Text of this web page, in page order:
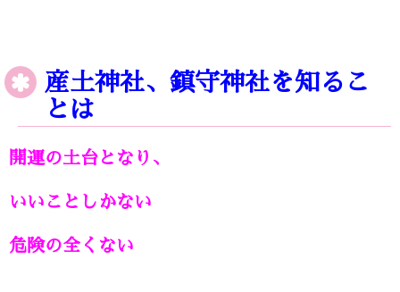
産土神社、鎮守神社を知るこ
とは
開運の土台となり、
いいことしかない
危険の全くない